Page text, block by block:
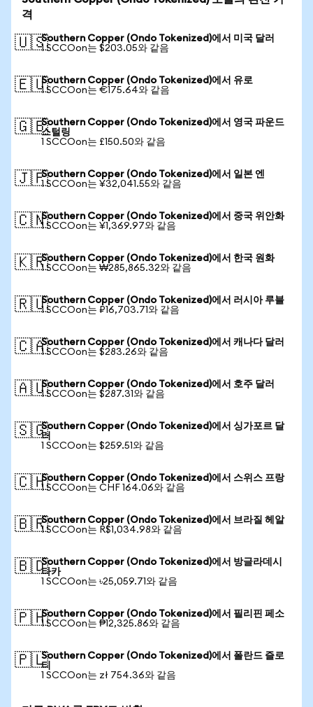
격
🇺🇸Southern Copper (Ondo Tokenized)에서 미국 달러
1 SCCOon는 $203.05와 같음
🇪🇺Southern Copper (Ondo Tokenized)에서 유로
1 SCCOon는 €175.64와 같음
🇬🇧Southern Copper (Ondo Tokenized)에서 영국 파운드
스털링
1 SCCOon는 £150.50와 같음
🇯🇵Southern Copper (Ondo Tokenized)에서 일본 엔
1 SCCOon는 ¥32,041.55와 같음
🇨🇳Southern Copper (Ondo Tokenized)에서 중국 위안화
1 SCCOon는 ¥1,369.97와 같음
🇰🇷Southern Copper (Ondo Tokenized)에서 한국 원화
1 SCCOon는 ₩285,865.32와 같음
🇷🇺Southern Copper (Ondo Tokenized)에서 러시아 루블
1 SCCOon는 ₽16,703.71와 같음
🇨🇦Southern Copper (Ondo Tokenized)에서 캐나다 달러
1 SCCOon는 $283.26와 같음
🇦🇺Southern Copper (Ondo Tokenized)에서 호주 달러
1 SCCOon는 $287.31와 같음
🇸🇬Southern Copper (Ondo Tokenized)에서 싱가포르 달
러
1 SCCOon는 $259.51와 같음
🇨🇭Southern Copper (Ondo Tokenized)에서 스위스 프랑
1 SCCOon는 CHF 164.06와 같음
🇧🇷Southern Copper (Ondo Tokenized)에서 브라질 헤알
1 SCCOon는 R$1,034.98와 같음
🇧🇩Southern Copper (Ondo Tokenized)에서 방글라데시
타카
1 SCCOon는 ৳25,059.71와 같음
🇵🇭Southern Copper (Ondo Tokenized)에서 필리핀 페소
1 SCCOon는 ₱12,325.86와 같음
🇵🇱Southern Copper (Ondo Tokenized)에서 폴란드 즐로
티
1 SCCOon는 zł 754.36와 같음